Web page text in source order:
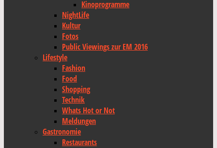
Kinoprogramme
NightLife
Kultur
Fotos
Public Viewings zur EM 2016
Lifestyle
Fashion
Food
Shopping
Technik
Whats Hot or Not
Meldungen
Gastronomie
Restaurants